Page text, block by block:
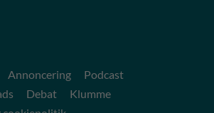
Annoncering
Podcast
Debat
Klumme